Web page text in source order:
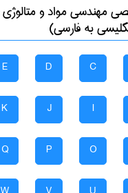
مهندسی مواد و متالوژی
به فارسی)
C
D
E
I
J
K
O
P
Q